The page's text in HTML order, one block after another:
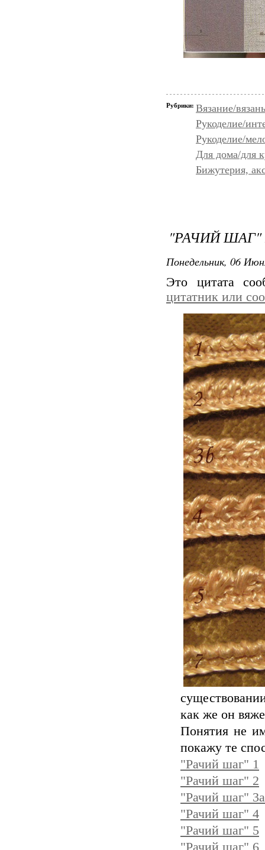
Рубрики: Вязание/
Рукоделие/
Рукоделие/
Для дома/для
Бижутерия,
"РАЧИЙ
Понедельник, 06
Это цитата
цитатник или
как же он
Понятия не
покажу те
"Рачий шаг" 1
"Рачий шаг" 2
"Рачий шаг"
"Рачий шаг" 4
"Рачий шаг" 5
"Рачий шаг" 6